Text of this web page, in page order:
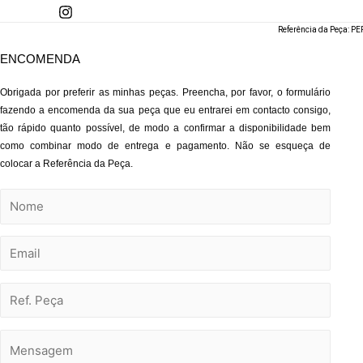
content
Referência da Peça:
ENCOMENDA
Obrigada por preferir as minhas peças. Preencha, por favor, o formulário
fazendo a encomenda da sua peça que eu entrarei em contacto consigo,
tão rápido quanto possível, de modo a confirmar a disponibilidade bem
como combinar modo de entrega e pagamento. Não se esqueça de
colocar a Referência da Peça.